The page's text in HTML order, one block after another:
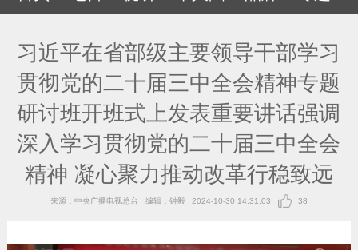
习近平在省部级主要领导干部学习
贯彻党的二十届三中全会精神专题
研讨班开班式上发表重要讲话强调
深入学习贯彻党的二十届三中全会
精神 凝心聚力推动改革行稳致远
来源：中央广播电视总台 编辑：钟毅 2024-10-30 14:31:03 38